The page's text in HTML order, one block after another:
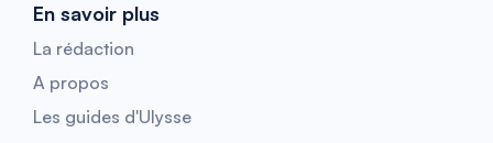
En savoir plus
La rédaction
A propos
Les guides d'Ulysse